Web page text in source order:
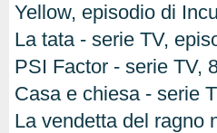
Yellow, episodio di
La tata - serie TV,
PSI Factor - serie TV,
Casa e chiesa - serie
La vendetta del ragno